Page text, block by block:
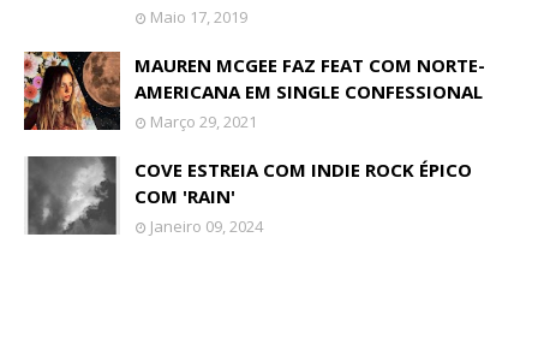
Maio 17, 2019
MAUREN MCGEE FAZ FEAT COM NORTE-
AMERICANA EM SINGLE CONFESSIONAL
Março 29, 2021
COVE ESTREIA COM INDIE ROCK ÉPICO
COM 'RAIN'
Janeiro 09, 2024